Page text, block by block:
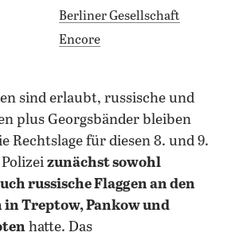
Berliner Gesellschaft
Encore
plus Georgsbänder bleiben
Rechtslage für diesen 8. und 9.
zunächst sowohl
russische Flaggen an den
Treptow, Pankow und
hatte. Das